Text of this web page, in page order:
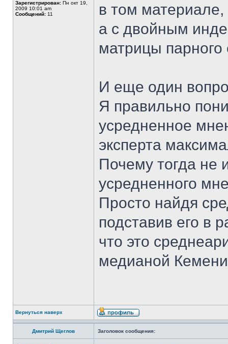
Зарегистрирован: Пн окт 19,
2009 10:01 am
Сообщений: 11
в том
а с двойным
матрицы парного
И еще один
Я правильно
усредненное
эксперта
Почему тогда не
усредненного
Просто найдя
подставив его в
что это
медианой
Вернуться наверх
Дмитрий Щеглов Заголовок сообщения: